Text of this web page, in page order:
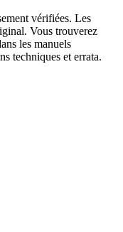
vérifiées. Les
Vous trouverez
les manuels
techniques et errata.